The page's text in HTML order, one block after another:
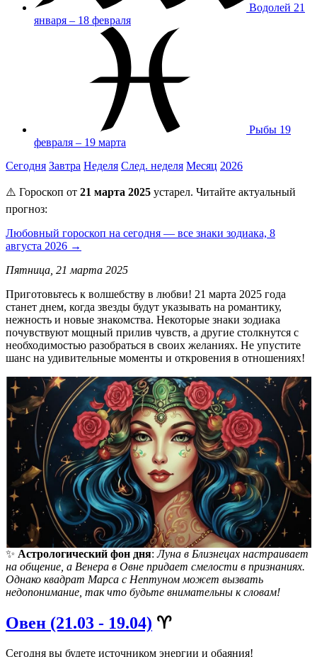
Водолей 21
января – 18 февраля
Рыбы 19
февраля – 19 марта
Сегодня Завтра Неделя След. неделя Месяц 2026
⚠️ Гороскоп от 21 марта 2025 устарел. Читайте актуальный
прогноз:
Любовный гороскоп на сегодня — все знаки зодиака, 8
августа 2026 →
Пятница, 21 марта 2025
Приготовьтесь к волшебству в любви! 21 марта 2025 года
станет днем, когда звезды будут указывать на романтику,
нежность и новые знакомства. Некоторые знаки зодиака
почувствуют мощный прилив чувств, а другие столкнутся с
необходимостью разобраться в своих желаниях. Не упустите
шанс на удивительные моменты и откровения в отношениях!
✨ Астрологический фон дня:Луна в Близнецах настраивает
на общение, а Венера в Овне придает смелости в признаниях.
Однако квадрат Марса с Нептуном может вызвать
недопонимание, так что будьте внимательны к словам!
Овен (21.03 - 19.04) ♈️
Сегодня вы будете источником энергии и обаяния!